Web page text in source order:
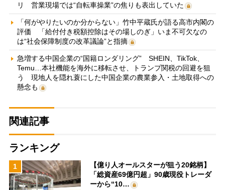
リ 営業現場では“自転車操業”の焦りも表出していた
「何がやりたいのか分からない」竹中平蔵氏が語る高市内閣の
評価 「給付付き税額控除はその場しのぎ」いま不可欠なの
は“社会保障制度の改革議論”と指摘
急増する中国企業の“国籍ロンダリング” SHEIN、TikTok、
Temu…本社機能を海外に移転させ、トランプ関税の回避を狙
う 現地人を隠れ蓑にした中国企業の農業参入・土地取得への
懸念も
関連記事
ランキング
1
【億り人オールスターが狙う20銘柄】
「総資産69億円超」90歳現役トレーダ
ーから“10…